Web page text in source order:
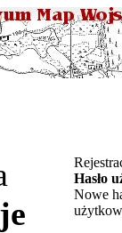
Hasło
Nowe